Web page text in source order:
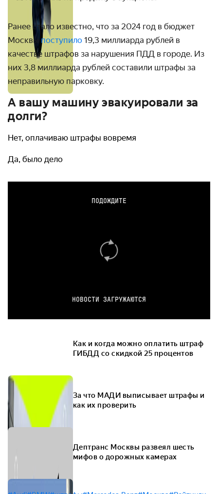
Ранее стало известно, что за 2024 год в бюджет
Москвыпоступило 19,3 миллиарда рублей в
качестве штрафов за нарушения ПДД в городе. Из
них 3,8 миллиарда рублей составили штрафы за
неправильную парковку.
А вашу машину эвакуировали за
долги?
Нет, оплачиваю штрафы вовремя
Да, было дело
ПОДОЖДИТЕ
НОВОСТИ ЗАГРУЖАЮТСЯ
Как и когда можно оплатить штраф
ГИБДД со скидкой 25 процентов
За что МАДИ выписывает штрафы и
как их проверить
Дептранс Москвы развеял шесть
мифов о дорожных камерах